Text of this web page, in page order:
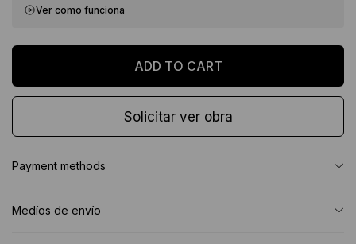
Ver como funciona
Solicitar ver obra
Payment methods
Medíos de envío